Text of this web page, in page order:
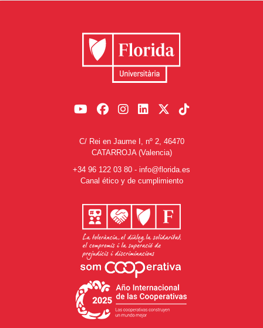
C/ Rei en Jaume I, nº 2, 46470
CATARROJA (Valencia)
+34 96 122 03 80 - info@florida.es
Canal ético y de cumplimiento